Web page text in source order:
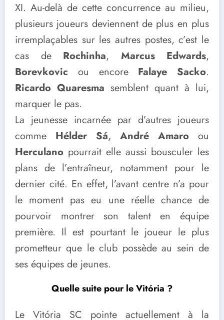
XI. Au-delà de cette concurrence au milieu,
plusieurs joueurs deviennent de plus en plus
irremplaçables sur les autres postes, c’est le
cas de Rochinha, Marcus Edwards,
Borevkovic ou encore Falaye Sacko.
Ricardo Quaresma semblent quant à lui,
marquer le pas.
La jeunesse incarnée par d’autres joueurs
comme Hélder Sá, André Amaro ou
Herculano pourrait elle aussi bousculer les
plans de l’entraîneur, notamment pour le
dernier cité. En effet, l’avant centre n’a pour
le moment pas eu une réelle chance de
pourvoir montrer son talent en équipe
première. Il est pourtant le joueur le plus
prometteur que le club possède au sein de
ses équipes de jeunes.
Quelle suite pour le Vitória ?
Le Vitória SC pointe actuellement à la